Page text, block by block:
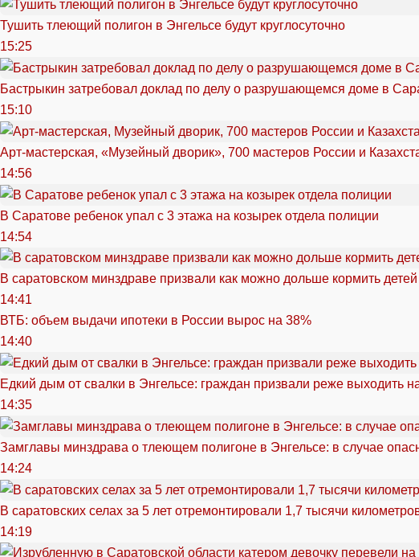
Тушить тлеющий полигон в Энгельсе будут круглосуточно
15:25
Бастрыкин затребовал доклад по делу о разрушающемся доме в
15:10
Арт-мастерская, «Музейный дворик», 700 мастеров России и
14:56
В Саратове ребенок упал с 3 этажа на козырек отдела полиции
14:54
В саратовском минздраве призвали как можно дольше кормить
14:41
ВТБ: объем выдачи ипотеки в России вырос на 38%
14:40
Едкий дым от свалки в Энгельсе: граждан призвали реже выходить
14:35
Замглавы минздрава о тлеющем полигоне в Энгельсе: в случае
14:24
В саратовских селах за 5 лет отремонтировали 1,7 тысячи
14:19